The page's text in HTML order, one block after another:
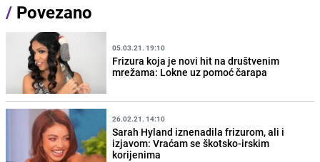
/ Povezano
05.03.21. 19:10
Frizura koja je novi hit na društvenim
mrežama: Lokne uz pomoć čarapa
26.02.21. 14:10
Sarah Hyland iznenadila frizurom, ali i
izjavom: Vraćam se škotsko-irskim
korijenima